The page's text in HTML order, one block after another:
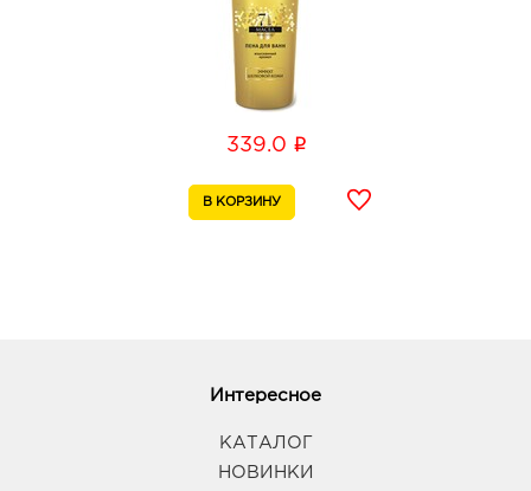
Воронеж Окей: 339.0 руб.
394068, Воронежская обл, г Воронеж, ул
10:00 - 21:00
394074, Воронежская обл, г Воронеж, ул
Ростовская, д. 58/24
График работы: 10:00 - 22:00
Воронеж Аксиома: 339.0 руб.
339.0 i
Интересное
КАТАЛОГ
НОВИНКИ